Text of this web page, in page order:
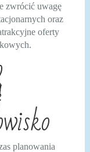
zwrócić uwagę
oraz
oferty
planowania